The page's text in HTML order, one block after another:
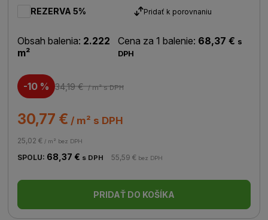
REZERVA 5% Pridať k porovnaniu
Obsah balenia: 2.222
m²
Cena za 1 balenie: 68,37 € s
DPH
-10 % 34,19 €/ m²s DPH
30,77 € / m² s DPH
25,02 € / m² bez DPH
SPOLU: 68,37 € s DPH 55,59 € bez DPH
PRIDAŤ DO KOŠÍKA